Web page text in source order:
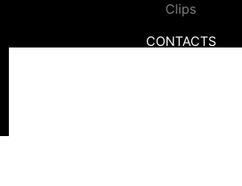
Clips
CONTACTS